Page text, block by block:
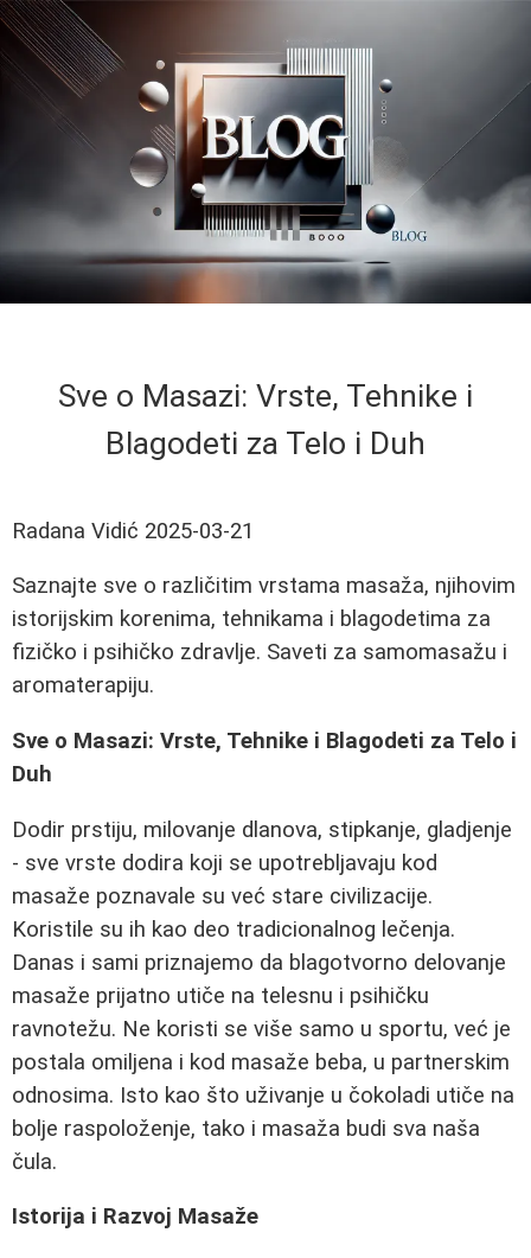
Sve o Masazi: Vrste, Tehnike i
Blagodeti za Telo i Duh
Radana Vidić 2025-03-21
Saznajte sve o različitim vrstama masaža, njihovim
istorijskim korenima, tehnikama i blagodetima za
fizičko i psihičko zdravlje. Saveti za samomasažu i
aromaterapiju.
Sve o Masazi: Vrste, Tehnike i Blagodeti za Telo i
Duh
Dodir prstiju, milovanje dlanova, stipkanje, gladjenje
- sve vrste dodira koji se upotrebljavaju kod
masaže poznavale su već stare civilizacije.
Koristile su ih kao deo tradicionalnog lečenja.
Danas i sami priznajemo da blagotvorno delovanje
masaže prijatno utiče na telesnu i psihičku
ravnotežu. Ne koristi se više samo u sportu, već je
postala omiljena i kod masaže beba, u partnerskim
odnosima. Isto kao što uživanje u čokoladi utiče na
bolje raspoloženje, tako i masaža budi sva naša
čula.
Istorija i Razvoj Masaže